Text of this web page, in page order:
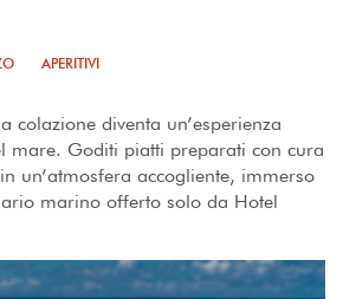
APERITIVI
colazione diventa un’esperienza
mare. Goditi piatti preparati con cura
un’atmosfera accogliente, immerso
marino offerto solo da Hotel